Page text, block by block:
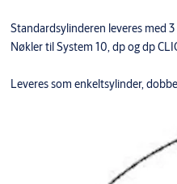
Standardsylinderen leveres med 3
Nøkler til System 10, dp og dp
Leveres som enkeltsylinder,